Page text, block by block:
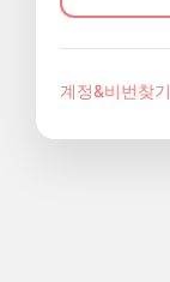
계정&비번찾기